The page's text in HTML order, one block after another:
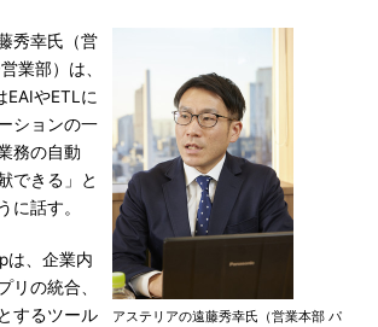
アステリアの遠藤秀幸氏（営業本部 パ
秀幸氏（営
業部）は、
EAIやETLに
ションの一
務の自動
できる」と
に話す。
は、企業内
リの統合、
するツール